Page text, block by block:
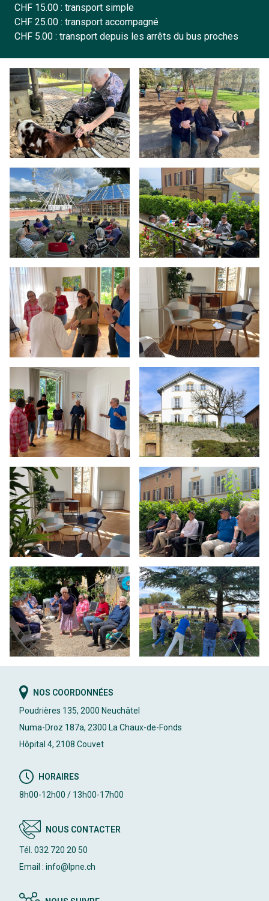
CHF 15.00 : transport simple
CHF 25.00 : transport accompagné
CHF 5.00 : transport depuis les arrêts du bus proches
NOS COORDONNÉES
Poudrières 135, 2000 Neuchâtel
Numa-Droz 187a, 2300 La Chaux-de-Fonds
Hôpital 4, 2108 Couvet
HORAIRES
8h00-12h00 / 13h00-17h00
NOUS CONTACTER
Tél. 032 720 20 50
Email : info@lpne.ch